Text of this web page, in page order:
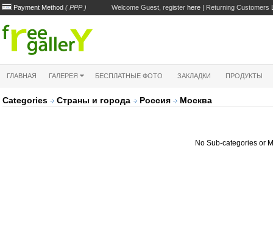
Payment Method ( PPP ) Welcome Guest, register here | Returning Customers
ГЛАВНАЯ ГАЛЕРЕЯ БЕСПЛАТНЫЕ ФОТО ЗАКЛАДКИ ПРОДУКТЫ
Categories Страны и города Россия Москва
No Sub-categories or